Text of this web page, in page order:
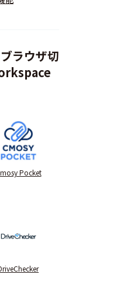
ラウザ切
Pocket